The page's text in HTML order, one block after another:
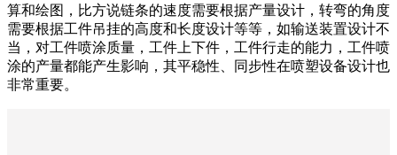
算和绘图，比方说链条的速度需要根据产量设计，转弯的角度
需要根据工件吊挂的高度和长度设计等等，如输送装置设计不
当，对工件喷涂质量，工件上下件，工件行走的能力，工件喷
涂的产量都能产生影响，其平稳性、同步性在喷塑设备设计也
非常重要。